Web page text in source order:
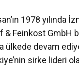
1978 yılında
& Feinkost GmbH
ülkede devam
sirke lideri